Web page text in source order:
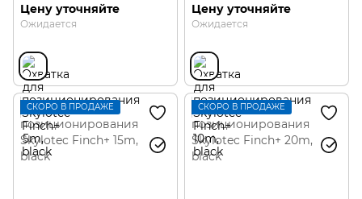
Цену уточняйте
Ожидается
Цену уточняйте
Ожидается
СКОРО В ПРОДАЖЕ СКОРО В ПРОДАЖЕ